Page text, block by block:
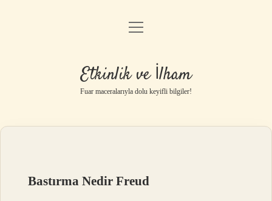
Anasayfa
Gizlilik Politikası
Yasal Uyarı
menüyü
Etkinlik ve İlham
Fuar maceralarıyla dolu keyifli bilgiler!
Bastırma Nedir Freud